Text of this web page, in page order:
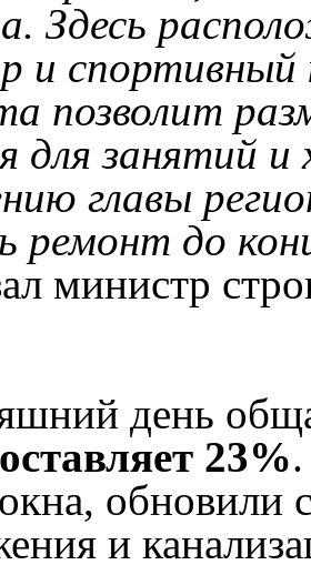
Здесь
и спортивный
позволит
для занятий и
главы
ремонт до
министр
день
23%
обновили
и